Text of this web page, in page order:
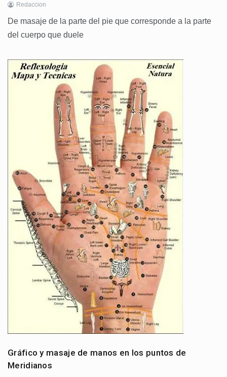
Redaccion
De masaje de la parte del pie que corresponde a la parte
del cuerpo que duele
Gráfico y masaje de manos en los puntos de
Meridianos